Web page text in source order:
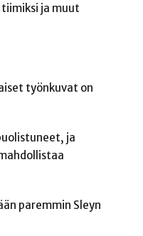
ja muut
työnkuvat on
ja
paremmin Sleyn